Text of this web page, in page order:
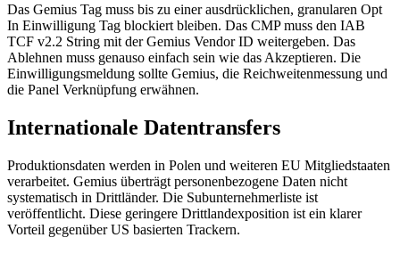
Das Gemius Tag muss bis zu einer ausdrücklichen, granularen Opt
In Einwilligung Tag blockiert bleiben. Das CMP muss den IAB
TCF v2.2 String mit der Gemius Vendor ID weitergeben. Das
Ablehnen muss genauso einfach sein wie das Akzeptieren. Die
Einwilligungsmeldung sollte Gemius, die Reichweitenmessung und
die Panel Verknüpfung erwähnen.
Internationale Datentransfers
Produktionsdaten werden in Polen und weiteren EU Mitgliedstaaten
verarbeitet. Gemius überträgt personenbezogene Daten nicht
systematisch in Drittländer. Die Subunternehmerliste ist
veröffentlicht. Diese geringere Drittlandexposition ist ein klarer
Vorteil gegenüber US basierten Trackern.